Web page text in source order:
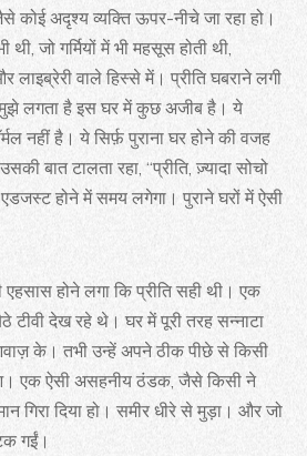
अदृश्य व्यक्ति ऊपर-नीचे जा रहा हो।
जो गर्मियों में भी महसूस होती थी,
वाले हिस्से में। प्रीति घबराने लगी
लगता है इस घर में कुछ अजीब है। ये
नहीं है। ये सिर्फ़ पुराना घर होने की वजह
बात टालता रहा, “प्रीति, ज़्यादा सोचो
होने में समय लगेगा। पुराने घरों में ऐसी
होने लगा कि प्रीति सही थी। एक
टीवी देख रहे थे। घर में पूरी तरह सन्नाटा
के। तभी उन्हें अपने ठीक पीछे से किसी
एक ऐसी असहनीय ठंडक, जैसे किसी ने
गिरा दिया हो। समीर धीरे से मुड़ा। और जो
गईं।